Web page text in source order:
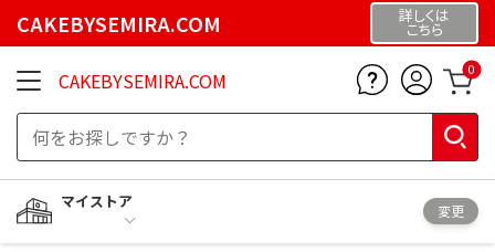
CAKEBYSEMIRA.COM 詳しくは
こちら
CAKEBYSEMIRA.COM 0
マイストア
変更